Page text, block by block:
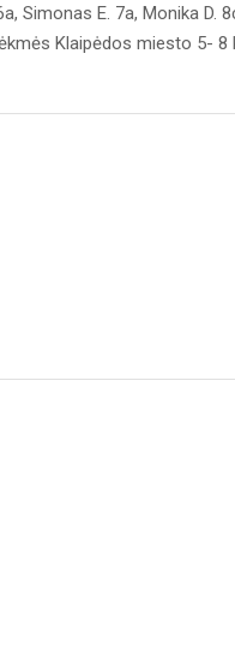
Simonas E. 7a, Monika D.
Klaipėdos miesto 5-